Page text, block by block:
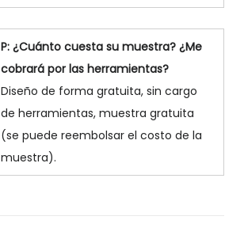
P: ¿Cuánto cuesta su muestra? ¿Me
cobrará por las herramientas?
Diseño de forma gratuita, sin cargo
de herramientas, muestra gratuita
(se puede reembolsar el costo de la
muestra).